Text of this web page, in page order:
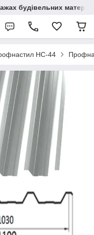
будівельних
НС-44